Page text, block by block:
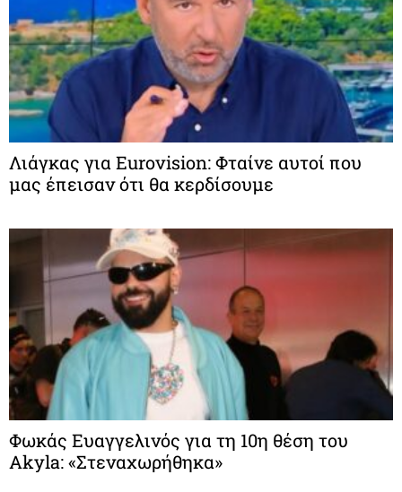
Λιάγκας για Eurovision: Φταίνε αυτοί που
μας έπεισαν ότι θα κερδίσουμε
Φωκάς Ευαγγελινός για τη 10η θέση του
Akyla: «Στεναχωρήθηκα»